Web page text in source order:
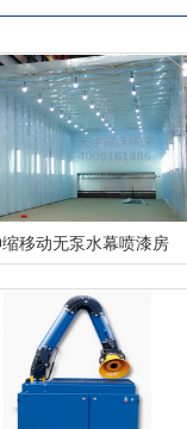
移动无泵水幕喷漆房